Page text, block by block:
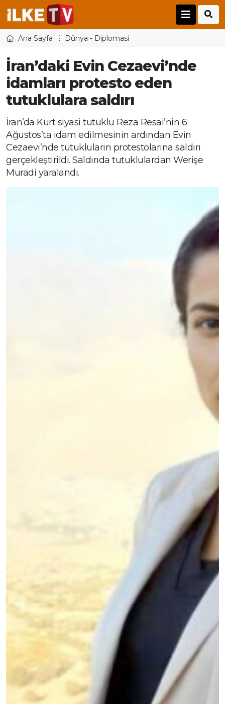
Ana Sayfa Dünya - Diplomasi
İran’daki Evin Cezaevi’nde
idamları protesto eden
tutuklulara saldırı
İran’da Kürt siyasi tutuklu Reza Resai’nin 6
Ağustos’ta idam edilmesinin ardından Evin
Cezaevi’nde tutukluların protestolarına saldırı
gerçekleştirildi. Saldırıda tutuklulardan Werişe
Muradi yaralandı.